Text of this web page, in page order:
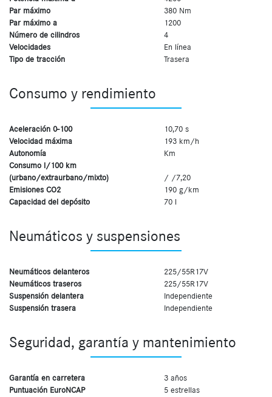
Par máximo
380 Nm
Par máximo a
1200
Número de cilindros
4
Velocidades
En línea
Tipo de tracción
Trasera
Consumo y rendimiento
Aceleración 0-100
10,70 s
Velocidad máxima
193 km/h
Autonomía
Km
Consumo l/100 km
(urbano/extraurbano/mixto)
/ /7,20
Emisiones CO2
190 g/km
Capacidad del depósito
70 l
Neumáticos y suspensiones
Neumáticos delanteros
225/55R17V
Neumáticos traseros
225/55R17V
Suspensión delantera
Independiente
Suspensión trasera
Independiente
Seguridad, garantía y mantenimiento
Garantía en carretera
3 años
Puntuación EuroNCAP
5 estrellas